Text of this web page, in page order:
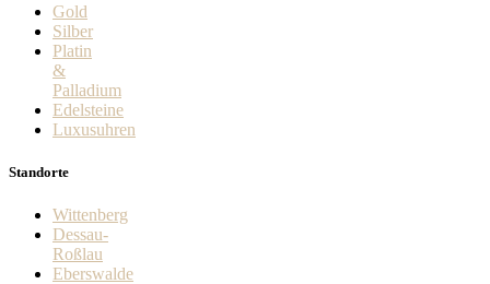
Gold
Silber
Platin
&
Palladium
Edelsteine
Luxusuhren
Standorte
Wittenberg
Dessau-
Roßlau
Eberswalde